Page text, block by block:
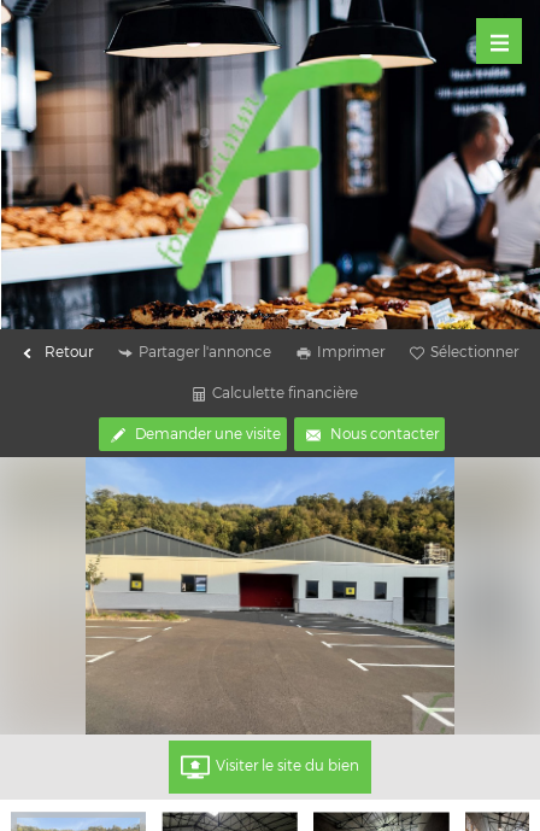
Retour Partager l'annonce Imprimer Sélectionner
Calculette financière
Demander une visite Nous contacter
Visiter le site du bien